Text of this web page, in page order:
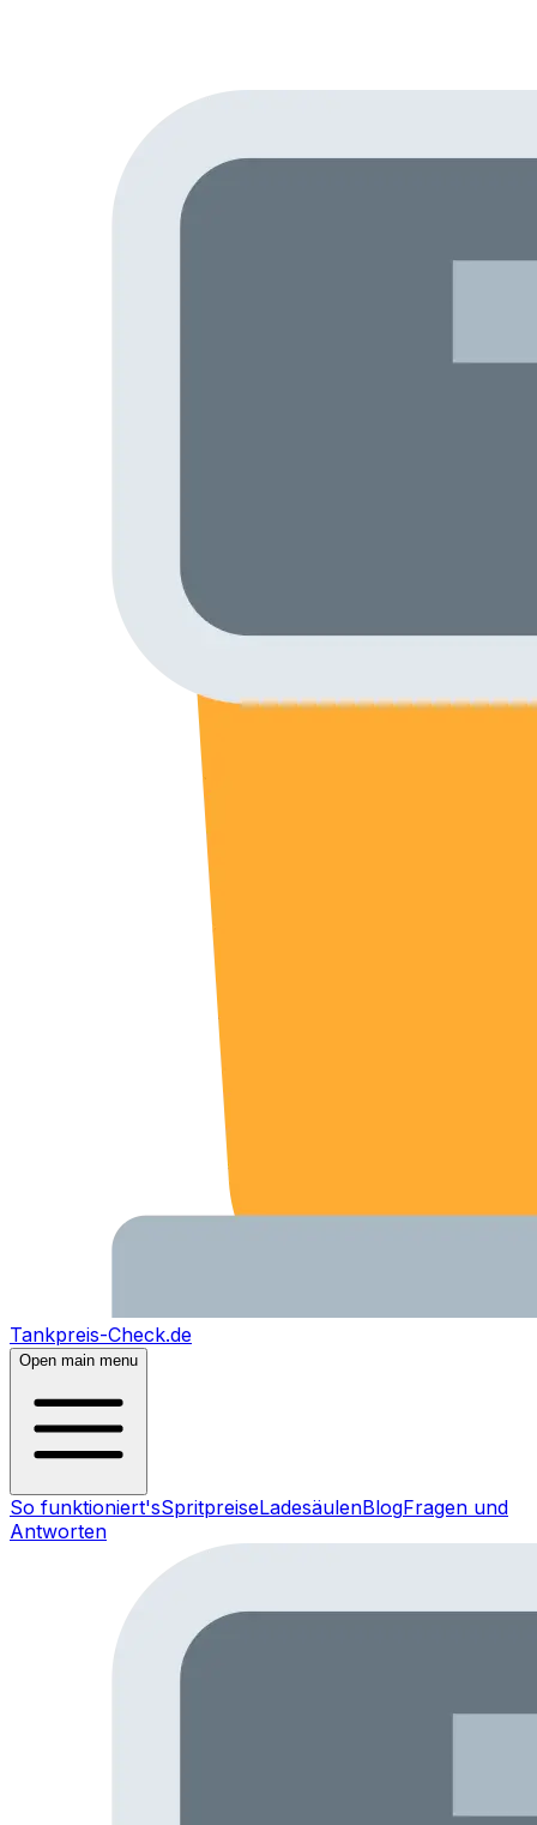
Tankpreis-Check.de
Open main menu
So funktioniert'sSpritpreiseLadesäulenBlogFragen und
Antworten